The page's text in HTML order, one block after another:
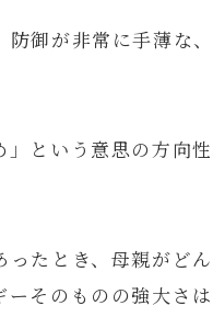
御が非常に手薄な
という意思の方向
たとき、母親がど
そのものの強大さ